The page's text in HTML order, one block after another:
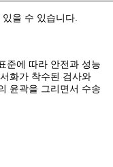
을 수 있습니다.
준에 따라 안전과 성능
화가 착수된 검사와
윤곽을 그리면서 수송